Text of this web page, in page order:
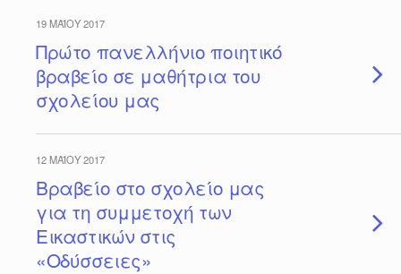
19 ΜΑΪ́ΟΥ 2017
Πρώτο πανελλήνιο ποιητικό
βραβείο σε μαθήτρια του
σχολείου μας
12 ΜΑΪ́ΟΥ 2017
Βραβείο στο σχολείο μας
για τη συμμετοχή των
Εικαστικών στις
«Οδύσσειες»